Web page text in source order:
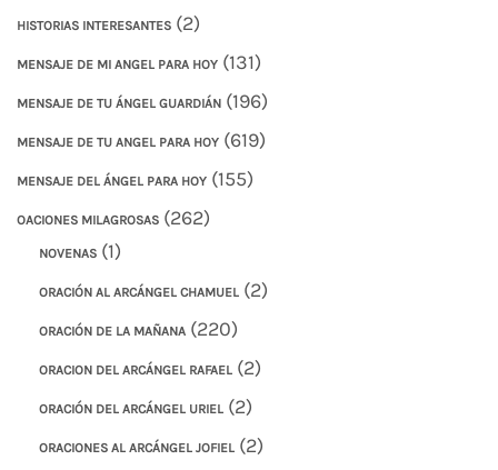
HISTORIAS INTERESANTES (2)
MENSAJE DE MI ANGEL PARA HOY (131)
MENSAJE DE TU ÁNGEL GUARDIÁN (196)
MENSAJE DE TU ANGEL PARA HOY (619)
MENSAJE DEL ÁNGEL PARA HOY (155)
OACIONES MILAGROSAS (262)
NOVENAS (1)
ORACIÓN AL ARCÁNGEL CHAMUEL (2)
ORACIÓN DE LA MAÑANA (220)
ORACION DEL ARCÁNGEL RAFAEL (2)
ORACIÓN DEL ARCÁNGEL URIEL (2)
ORACIONES AL ARCÁNGEL JOFIEL (2)